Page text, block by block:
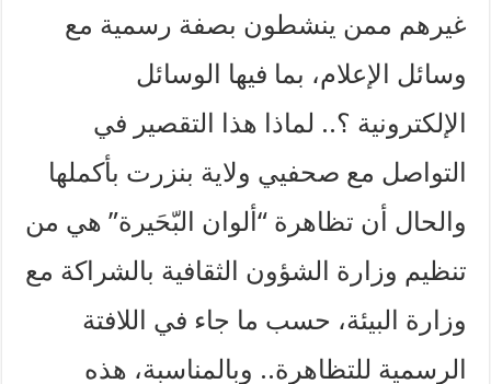
غيرهم ممن ينشطون بصفة رسمية مع
وسائل الإعلام، بما فيها الوسائل
الإلكترونية ؟.. لماذا هذا التقصير في
التواصل مع صحفيي ولاية بنزرت بأكملها
والحال أن تظاهرة “ألوان البّحَيرة” هي من
تنظيم وزارة الشؤون الثقافية بالشراكة مع
وزارة البيئة، حسب ما جاء في اللافتة
الرسمية للتظاهرة.. وبالمناسبة، هذه